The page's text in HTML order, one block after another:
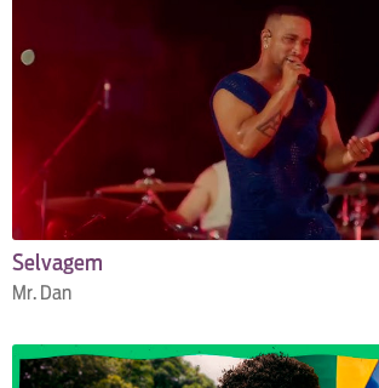
Selvagem
Mr. Dan